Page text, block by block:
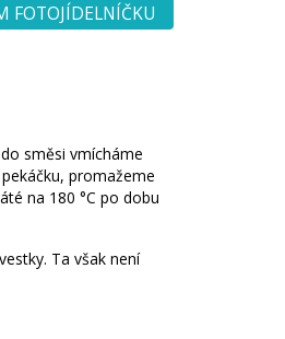
FOTOJÍDELNÍČKU
směsi vmícháme
promažeme
na 180 °C po dobu
Ta však není